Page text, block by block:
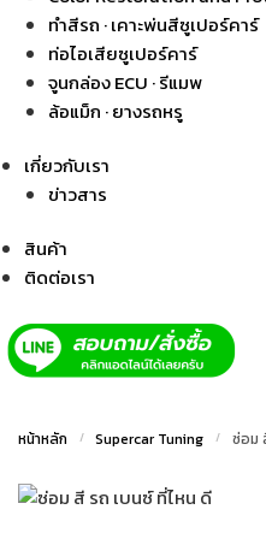
ทำสีรถ · เคาะพ่นสีซูเปอร์คาร์
ท่อไอเสียซูเปอร์คาร์
จูนกล่อง ECU · รีแมพ
ล้อแม็ก · ยางรถหรู
เกี่ยวกับเรา
ข่าวสาร
สินค้า
ติดต่อเรา
หน้าหลัก / Supercar Tuning / ซ่อม สี